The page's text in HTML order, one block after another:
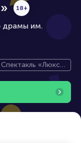
драмы им.
18+
Спектакль «Люкс